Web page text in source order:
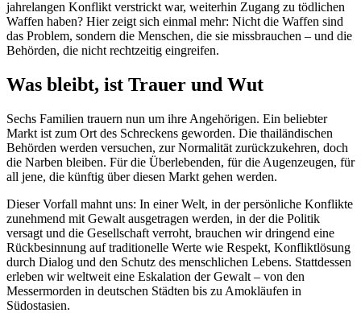
jahrelangen Konflikt verstrickt war, weiterhin Zugang zu tödlichen
Waffen haben? Hier zeigt sich einmal mehr: Nicht die Waffen sind
das Problem, sondern die Menschen, die sie missbrauchen – und die
Behörden, die nicht rechtzeitig eingreifen.
Was bleibt, ist Trauer und Wut
Sechs Familien trauern nun um ihre Angehörigen. Ein beliebter
Markt ist zum Ort des Schreckens geworden. Die thailändischen
Behörden werden versuchen, zur Normalität zurückzukehren, doch
die Narben bleiben. Für die Überlebenden, für die Augenzeugen, für
all jene, die künftig über diesen Markt gehen werden.
Dieser Vorfall mahnt uns: In einer Welt, in der persönliche Konflikte
zunehmend mit Gewalt ausgetragen werden, in der die Politik
versagt und die Gesellschaft verroht, brauchen wir dringend eine
Rückbesinnung auf traditionelle Werte wie Respekt, Konfliktlösung
durch Dialog und den Schutz des menschlichen Lebens. Stattdessen
erleben wir weltweit eine Eskalation der Gewalt – von den
Messermorden in deutschen Städten bis zu Amokläufen in
Südostasien.